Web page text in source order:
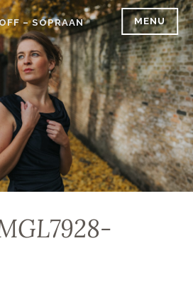
– SOPRAAN MENU